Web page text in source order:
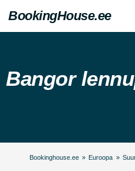
BookingHouse.ee
Bangor
Bookinghouse.ee » Euroopa »